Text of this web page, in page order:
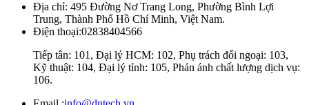
Địa chỉ: 495 Đường Nơ Trang Long, Phường Bình Lợi
Trung, Thành Phố Hồ Chí Minh, Việt Nam.
Điện thoại:02838404566
Tiếp tân: 101, Đại lý HCM: 102, Phụ trách đối ngoại: 103,
Kỹ thuật: 104, Đại lý tỉnh: 105, Phản ánh chất lượng dịch vụ:
106.